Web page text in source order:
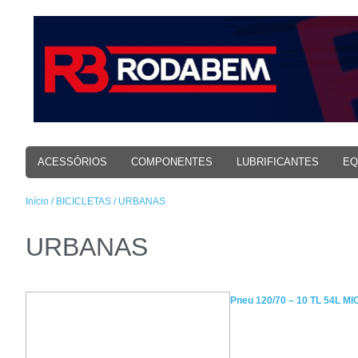
ACESSÓRIOS COMPONENTES LUBRIFICANTES
Início / BICICLETAS / URBANAS
URBANAS
Pneu 120/70 – 10 TL 54L